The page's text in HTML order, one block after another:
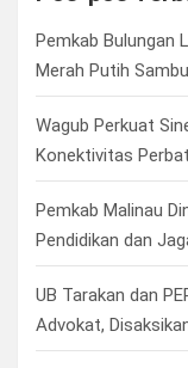
Pemkab Bulungan
Merah Putih
Wagub Perkuat
Konektivitas
Pemkab Malinau
Pendidikan dan
UB Tarakan dan
Advokat,